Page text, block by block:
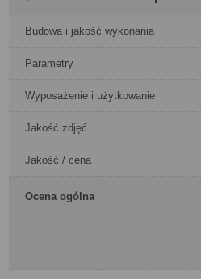
Budowa i jakość wykonania
Parametry
Wyposażenie i użytkowanie
Jakość zdjęć
Jakość / cena
Ocena ogólna